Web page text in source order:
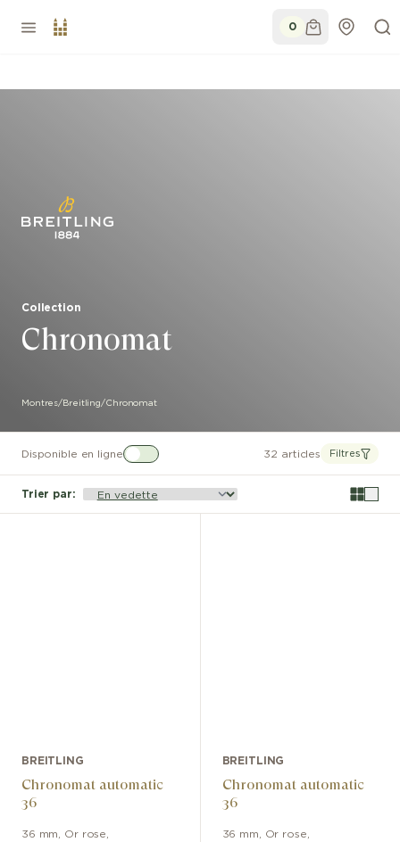
0
Collection
Chronomat
Montres/ Breitling/Chronomat
Disponible en ligne 32 articles Filtres
Trier par:
BREITLING
Chronomat automatic
36
36 mm Or rose
BREITLING
Chronomat automatic
36
36 mm Or rose